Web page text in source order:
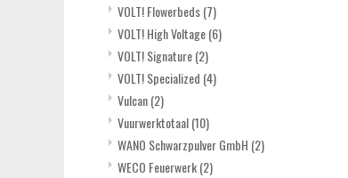
VOLT! Flowerbeds(7)
VOLT! High Voltage(6)
VOLT! Signature(2)
VOLT! Specialized (4)
Vulcan(2)
Vuurwerktotaal(10)
WANO Schwarzpulver GmbH (2)
WECO Feuerwerk(2)